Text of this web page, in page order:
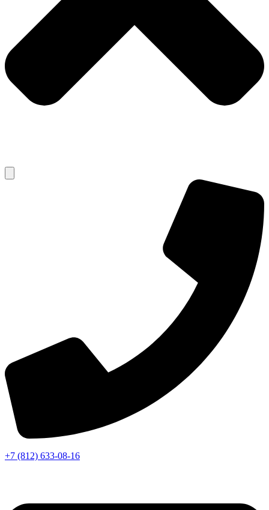
+7 (812) 633-08-16